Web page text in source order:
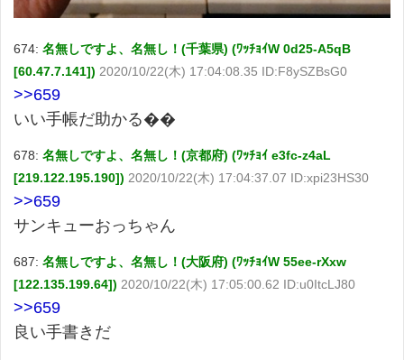
674: 名無しですよ、名無し！(千葉県) (ﾜｯﾁｮｲW 0d25-A5qB
[60.47.7.141]) 2020/10/22(木) 17:04:08.35 ID:F8ySZBsG0
>>659
いい手帳だ助かる��
678: 名無しですよ、名無し！(京都府) (ﾜｯﾁｮｲ e3fc-z4aL
[219.122.195.190]) 2020/10/22(木) 17:04:37.07 ID:xpi23HS30
>>659
サンキューおっちゃん
687: 名無しですよ、名無し！(大阪府) (ﾜｯﾁｮｲW 55ee-rXxw
[122.135.199.64]) 2020/10/22(木) 17:05:00.62 ID:u0ItcLJ80
>>659
良い手書きだ